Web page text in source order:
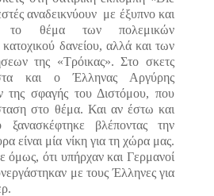
αναδεικνύουν με έξυπνο και
το θέμα των πολεμικών
δανείου, αλλά και των
της «Τρόικας». Στο σκετς
και ο Έλληνας Αργύρης
της σφαγής του Διστόμου, που
στο θέμα. Και αν έστω και
βλέποντας την
είναι μία νίκη για τη χώρα μας.
ότι υπήρχαν και Γερμανοί
με τους Έλληνες για